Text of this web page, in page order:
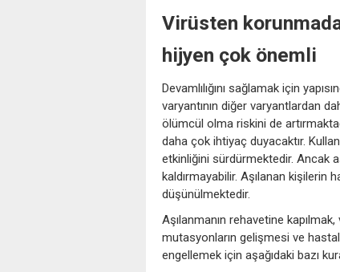
Virüsten
hijyen çok önemli
Devamlılığını sağlamak için
varyantının diğer varyantlardan
ölümcül olma riskini de
daha çok ihtiyaç duyacaktır.
etkinliğini sürdürmektedir. Ancak
kaldırmayabilir. Aşılanan kişilerin
düşünülmektedir.
Aşılanmanın rehavetine
mutasyonların gelişmesi ve
engellemek için aşağıdaki bazı